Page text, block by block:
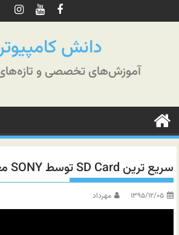
به
دانش
آموزش‌های تخصصی و تازه‌های
سریع ترین SD Card توسط SONY معرفی شد
۱۳۹۵/۱۲/۰۵ مهرداد